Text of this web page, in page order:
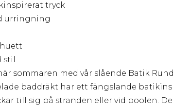
tryck
urringning
sommaren med vår slående Batik
baddräkt har ett fängslande
till sig på stranden eller vid poolen.